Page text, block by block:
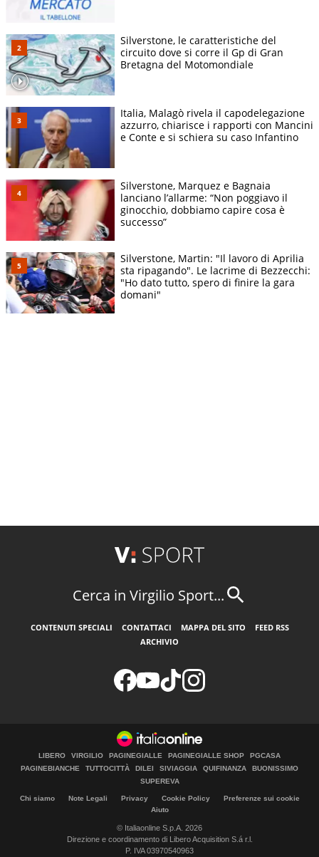
Silverstone, le caratteristiche del
circuito dove si corre il Gp di Gran
Bretagna del Motomondiale
Italia, Malagò rivela il capodelegazione
azzurro, chiarisce i rapporti con Mancini
e Conte e si schiera su caso Infantino
Silverstone, Marquez e Bagnaia
lanciano l’allarme: “Non poggiavo il
ginocchio, dobbiamo capire cosa è
successo”
Silverstone, Martin: "Il lavoro di Aprilia
sta ripagando". Le lacrime di Bezzecchi:
"Ho dato tutto, spero di finire la gara
domani"
Cerca in Virgilio Sport...
CONTENUTI SPECIALI CONTATTACI MAPPA DEL SITO
FEED RSS
ARCHIVIO
LIBERO VIRGILIO PAGINEGIALLE PAGINEGIALLE SHOP
PGCASA
PAGINEBIANCHE
TUTTOCITTÀ DILEI SIVIAGGIA QUIFINANZA
BUONISSIMO
SUPEREVA
Chi siamo Note Legali Privacy Cookie Policy
Preferenze sui cookie
Aiuto
© Italiaonline S.p.A. 2026
Direzione e coordinamento di Libero Acquisition S.á r.l.
P. IVA 03970540963